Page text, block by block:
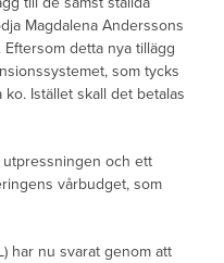
Magdalena Anderssons
detta nya tillägg
som tycks
Istället skall det betalas
och ett
vårbudget, som
har nu svarat genom att